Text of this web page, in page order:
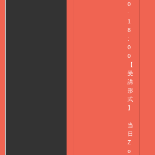
0
-
1
8
:
0
0
【
受
講
形
式
】
当
日
Z
o